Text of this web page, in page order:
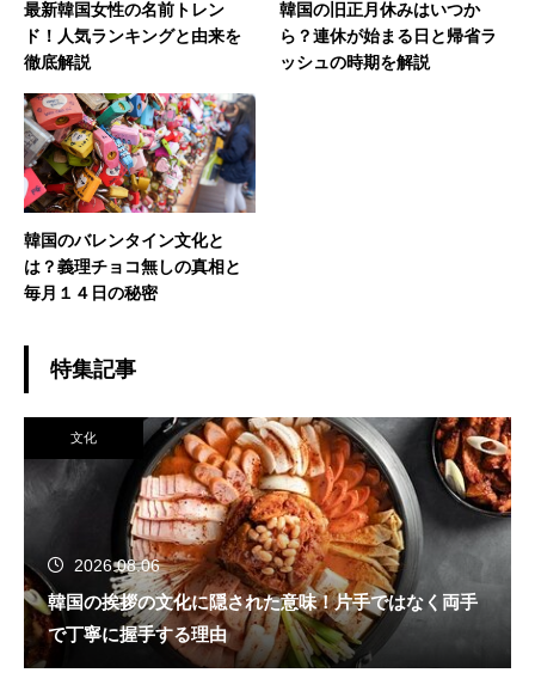
最新韓国女性の名前トレン
ド！人気ランキングと由来を
徹底解説
韓国の旧正月休みはいつか
ら？連休が始まる日と帰省ラ
ッシュの時期を解説
韓国のバレンタイン文化と
は？義理チョコ無しの真相と
毎月１４日の秘密
特集記事
文化
2026.08.06
韓国の挨拶の文化に隠された意味！片手ではなく両手
で丁寧に握手する理由